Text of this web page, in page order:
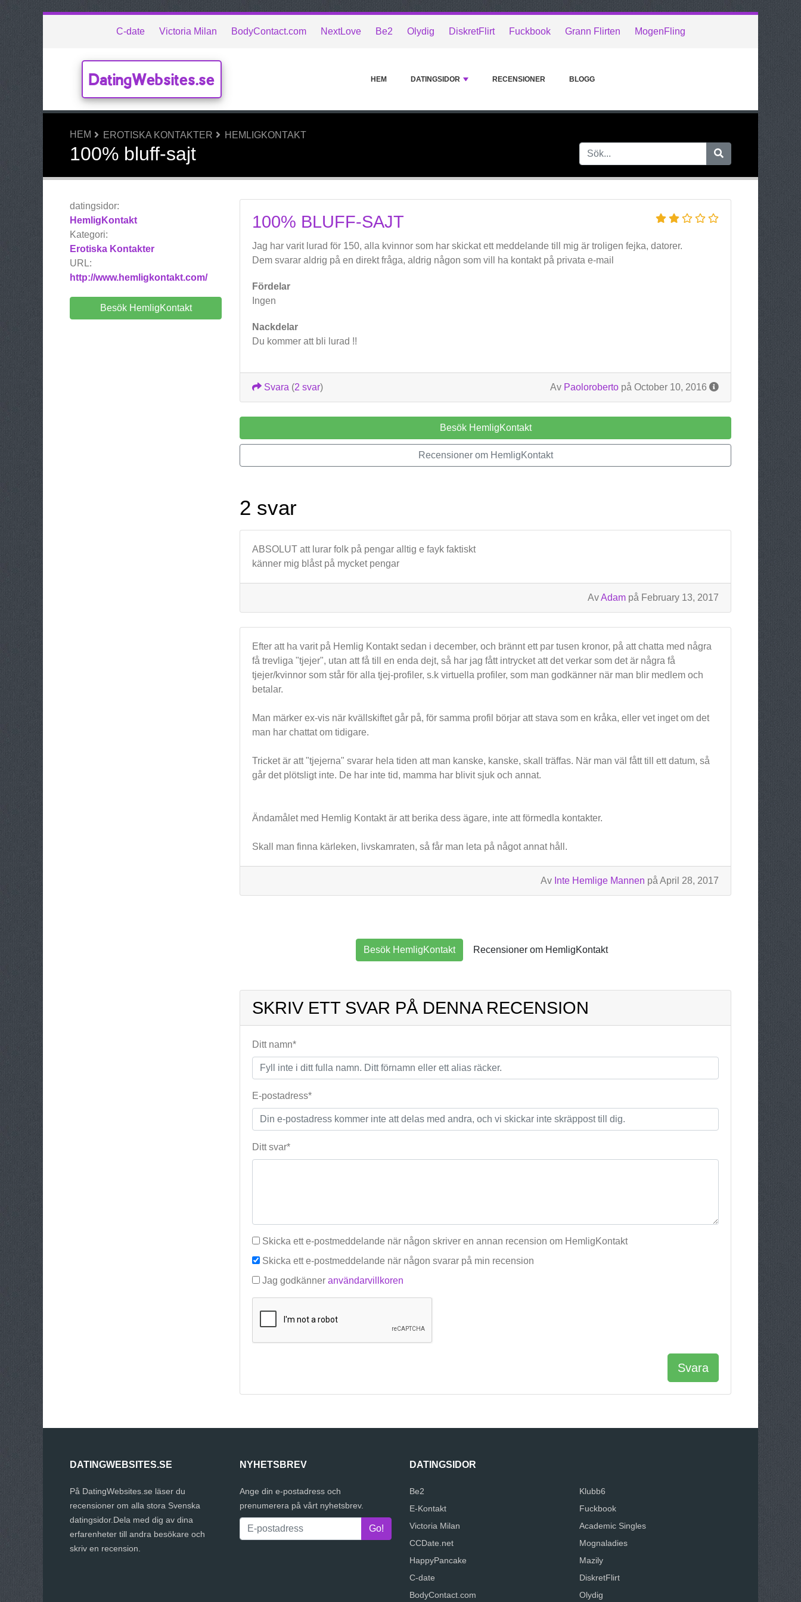
C-date Victoria Milan BodyContact.com NextLove Be2 Olydig DiskretFlirt Fuckbook Grann Flirten MogenFling
DatingWebsites.se HEM DATINGSIDOR RECENSIONER BLOGG
HEM EROTISKA KONTAKTER HEMLIGKONTAKT
100% bluff-sajt
datingsidor:
HemligKontakt
Kategori:
Erotiska Kontakter
URL:
http://www.hemligkontakt.com/
Besök HemligKontakt
100% BLUFF-SAJT
Jag har varit lurad för 150, alla kvinnor som har skickat ett meddelande till mig är troligen fejka, datorer.
Dem svarar aldrig på en direkt fråga, aldrig någon som vill ha kontakt på privata e-mail
Fördelar
Ingen
Nackdelar
Du kommer att bli lurad !!
Av Paoloroberto på October 10, 2016
Svara (2 svar)
Besök HemligKontakt
Recensioner om HemligKontakt
2 svar
ABSOLUT att lurar folk på pengar alltig e fayk faktiskt
känner mig blåst på mycket pengar
AvAdam på February 13, 2017
Efter att ha varit på Hemlig Kontakt sedan i december, och brännt ett par tusen kronor, på att chatta med några
få trevliga "tjejer", utan att få till en enda dejt, så har jag fått intrycket att det verkar som det är några få
tjejer/kvinnor som står för alla tjej-profiler, s.k virtuella profiler, som man godkänner när man blir medlem och
betalar.
Man märker ex-vis när kvällskiftet går på, för samma profil börjar att stava som en kråka, eller vet inget om det
man har chattat om tidigare.
Tricket är att "tjejerna" svarar hela tiden att man kanske, kanske, skall träffas. När man väl fått till ett datum, så
går det plötsligt inte. De har inte tid, mamma har blivit sjuk och annat.
Ändamålet med Hemlig Kontakt är att berika dess ägare, inte att förmedla kontakter.
Skall man finna kärleken, livskamraten, så får man leta på något annat håll.
Av Inte Hemlige Mannen på April 28, 2017
Besök HemligKontakt Recensioner om HemligKontakt
SKRIV ETT SVAR PÅ DENNA RECENSION
Ditt namn*
E-postadress*
Ditt svar*
Skicka ett e-postmeddelande när någon skriver en annan recension om HemligKontakt
Skicka ett e-postmeddelande när någon svarar på min recension
Jag godkänner användarvillkoren
Svara
DATINGWEBSITES.SE
På DatingWebsites.se läser du
recensioner om alla stora Svenska
datingsidor.Dela med dig av dina
erfarenheter till andra besökare och
skriv en recension.
NYHETSBREV
Ange din e-postadress och
prenumerera på vårt nyhetsbrev.
DATINGSIDOR
Be2
E-Kontakt
Victoria Milan
CCDate.net
HappyPancake
C-date
BodyContact.com
Klubb6
Fuckbook
Academic Singles
Mognaladies
Mazily
DiskretFlirt
Olydig